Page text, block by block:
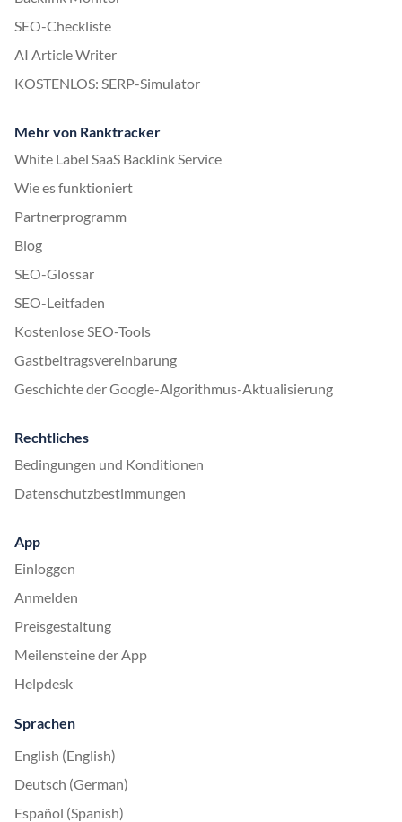
SEO-Checkliste
AI Article Writer
KOSTENLOS: SERP-Simulator
Mehr von Ranktracker
White Label SaaS Backlink Service
Wie es funktioniert
Partnerprogramm
Blog
SEO-Glossar
SEO-Leitfaden
Kostenlose SEO-Tools
Gastbeitragsvereinbarung
Geschichte der Google-Algorithmus-Aktualisierung
Rechtliches
Bedingungen und Konditionen
Datenschutzbestimmungen
App
Einloggen
Anmelden
Preisgestaltung
Meilensteine der App
Helpdesk
Sprachen
English (English)
Deutsch (German)
Español (Spanish)